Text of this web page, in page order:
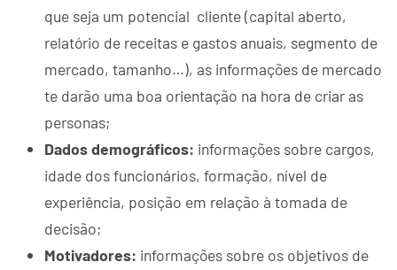
que seja um potencial cliente (capital aberto,
relatório de receitas e gastos anuais, segmento de
mercado, tamanho…), as informações de mercado
te darão uma boa orientação na hora de criar as
personas;
Dados demográficos: informações sobre cargos,
idade dos funcionários, formação, nível de
experiência, posição em relação à tomada de
decisão;
Motivadores: informações sobre os objetivos de